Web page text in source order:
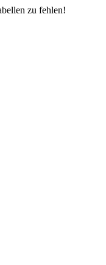
zu fehlen!